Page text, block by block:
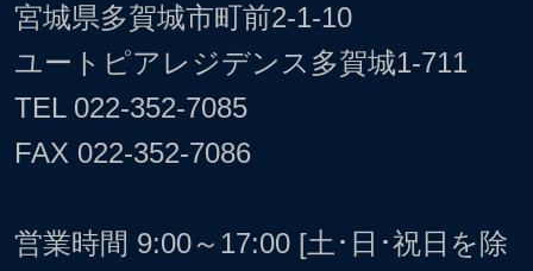
宮城県多賀城市町前2-1-10
ユートピアレジデンス多賀城1-711
TEL 022-352-7085
FAX 022-352-7086
営業時間 9:00～17:00 [土･日･祝日を除